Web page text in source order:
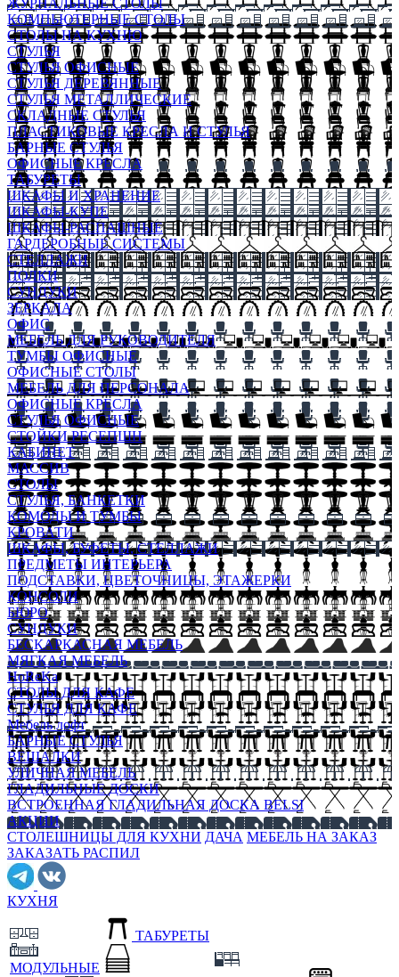
ЖУРНАЛЬНЫЕ СТОЛЫ
КОМПЬЮТЕРНЫЕ СТОЛЫ
СТОЛЫ НА КУХНЮ
СТУЛЬЯ
СТУЛЬЯ ОФИСНЫЕ
СТУЛЬЯ ДЕРЕВЯННЫЕ
СТУЛЬЯ МЕТАЛЛИЧЕСКИЕ
СКЛАДНЫЕ СТУЛЬЯ
ПЛАСТИКОВЫЕ КРЕСЛА И СТУЛЬЯ
БАРНЫЕ СТУЛЬЯ
ОФИСНЫЕ КРЕСЛА
ТАБУРЕТЫ
ШКАФЫ И ХРАНЕНИЕ
ШКАФЫ-КУПЕ
ШКАФЫ-РАСПАШНЫЕ
ГАРДЕРОБНЫЕ СИСТЕМЫ
СТЕЛЛАЖИ
ПОЛКИ
СУНДУКИ
ЗЕРКАЛА
ОФИС
МЕБЕЛЬ ДЛЯ РУКОВОДИТЕЛЯ
ТУМБЫ ОФИСНЫЕ
ОФИСНЫЕ СТОЛЫ
МЕБЕЛЬ ДЛЯ ПЕРСОНАЛА
ОФИСНЫЕ КРЕСЛА
СТУЛЬЯ ОФИСНЫЕ
СТОЙКИ РЕСЕПШН
КАБИНЕТ
МАССИВ
СТОЛЫ
СТУЛЬЯ, БАНКЕТКИ
КОМОДЫ И ТУМБЫ
КРОВАТИ
ШКАФЫ, БУФЕТЫ, СТЕЛЛАЖИ
ПРЕДМЕТЫ ИНТЕРЬЕРА
ПОДСТАВКИ, ЦВЕТОЧНИЦЫ, ЭТАЖЕРКИ
КОНСОЛИ
БЮРО
СУНДУКИ
БЕСКАРКАСНАЯ МЕБЕЛЬ
МЯГКАЯ МЕБЕЛЬ
HoReKa
СТОЛЫ ДЛЯ КАФЕ
СТУЛЬЯ ДЛЯ КАФЕ
Мебель лофт
БАРНЫЕ СТУЛЬЯ
ВЕШАЛКИ
УЛИЧНАЯ МЕБЕЛЬ
ГЛАДИЛЬНЫЕ ДОСКИ
ВСТРОЕННАЯ ГЛАДИЛЬНАЯ ДОСКА BELSI
АКЦИИ
СТОЛЕШНИЦЫ ДЛЯ КУХНИ ДАЧА МЕБЕЛЬ НА ЗАКАЗ
ЗАКАЗАТЬ РАСПИЛ
КУХНЯ
МОДУЛЬНЫЕ
ТАБУРЕТЫ